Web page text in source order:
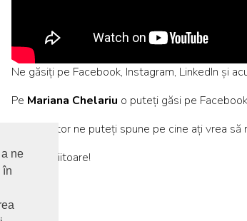
ne
în
Ne găsiți pe Facebook, Instagram, LinkedIn și
Pe Mariana Chelariu o puteți găsi pe Facebook
Pentru viitor ne puteți spune pe cine ați vrea
Pe data viitoare!